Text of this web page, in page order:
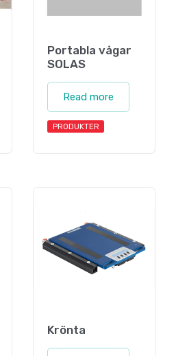
Portabla vågar
SOLAS
Read more
PRODUKTER
Krönta